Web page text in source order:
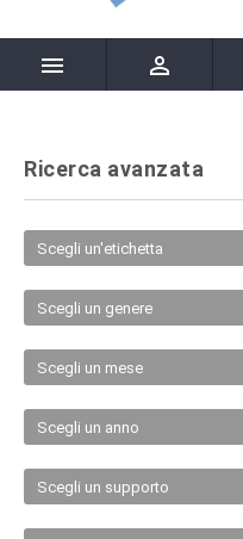
 
Ricerca avanzata